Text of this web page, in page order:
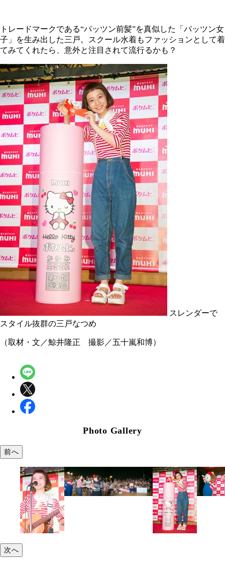
トレードマークである“パッツン前髪”を真似した「パッツン女
子」を生み出した三戸。スクール水着もファッションとして着
てみてくれたら、意外と注目されて流行るかも？
スレンダーで
スタイル抜群の三戸なつめ
（取材・文／鯨井隆正 撮影／五十嵐和博）
Photo Gallery
前へ
次へ